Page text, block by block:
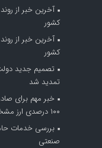
آخرین خبر از
کشور
آخرین خبر از
کشور
تصمیم جدید
تمدید شد
خبر مهم برای
۱۰۰ درصدی ارز مشخص شد
بررسی خدمات
صنعتی